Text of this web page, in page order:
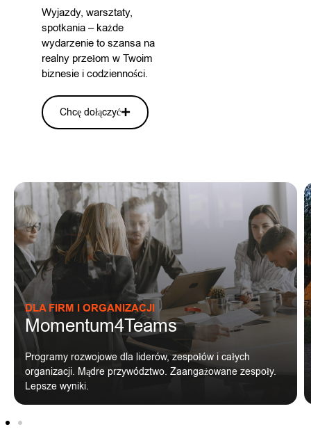
Wyjazdy, warsztaty,
spotkania – każde
wydarzenie to szansa na
realny przełom w Twoim
biznesie i codzienności.
Chcę dołączyć
DLA FIRM I ORGANIZACJI
Momentum4Teams
Programy rozwojowe dla liderów, zespołów i całych
organizacji. Mądre przywództwo. Zaangażowane zespoły.
Lepsze wyniki.